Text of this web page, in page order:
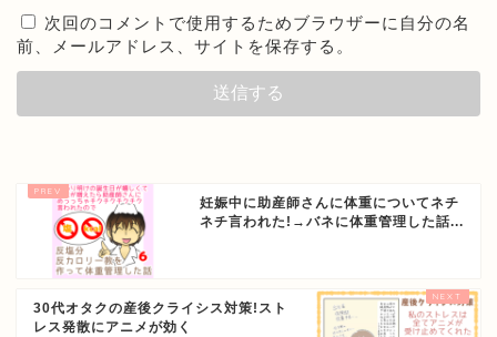
次回のコメントで使用するためブラウザーに自分の名
前、メールアドレス、サイトを保存する。
妊娠中に助産師さんに体重についてネチ
ネチ言われた!→バネに体重管理した話...
30代オタクの産後クライシス対策!スト
レス発散にアニメが効く